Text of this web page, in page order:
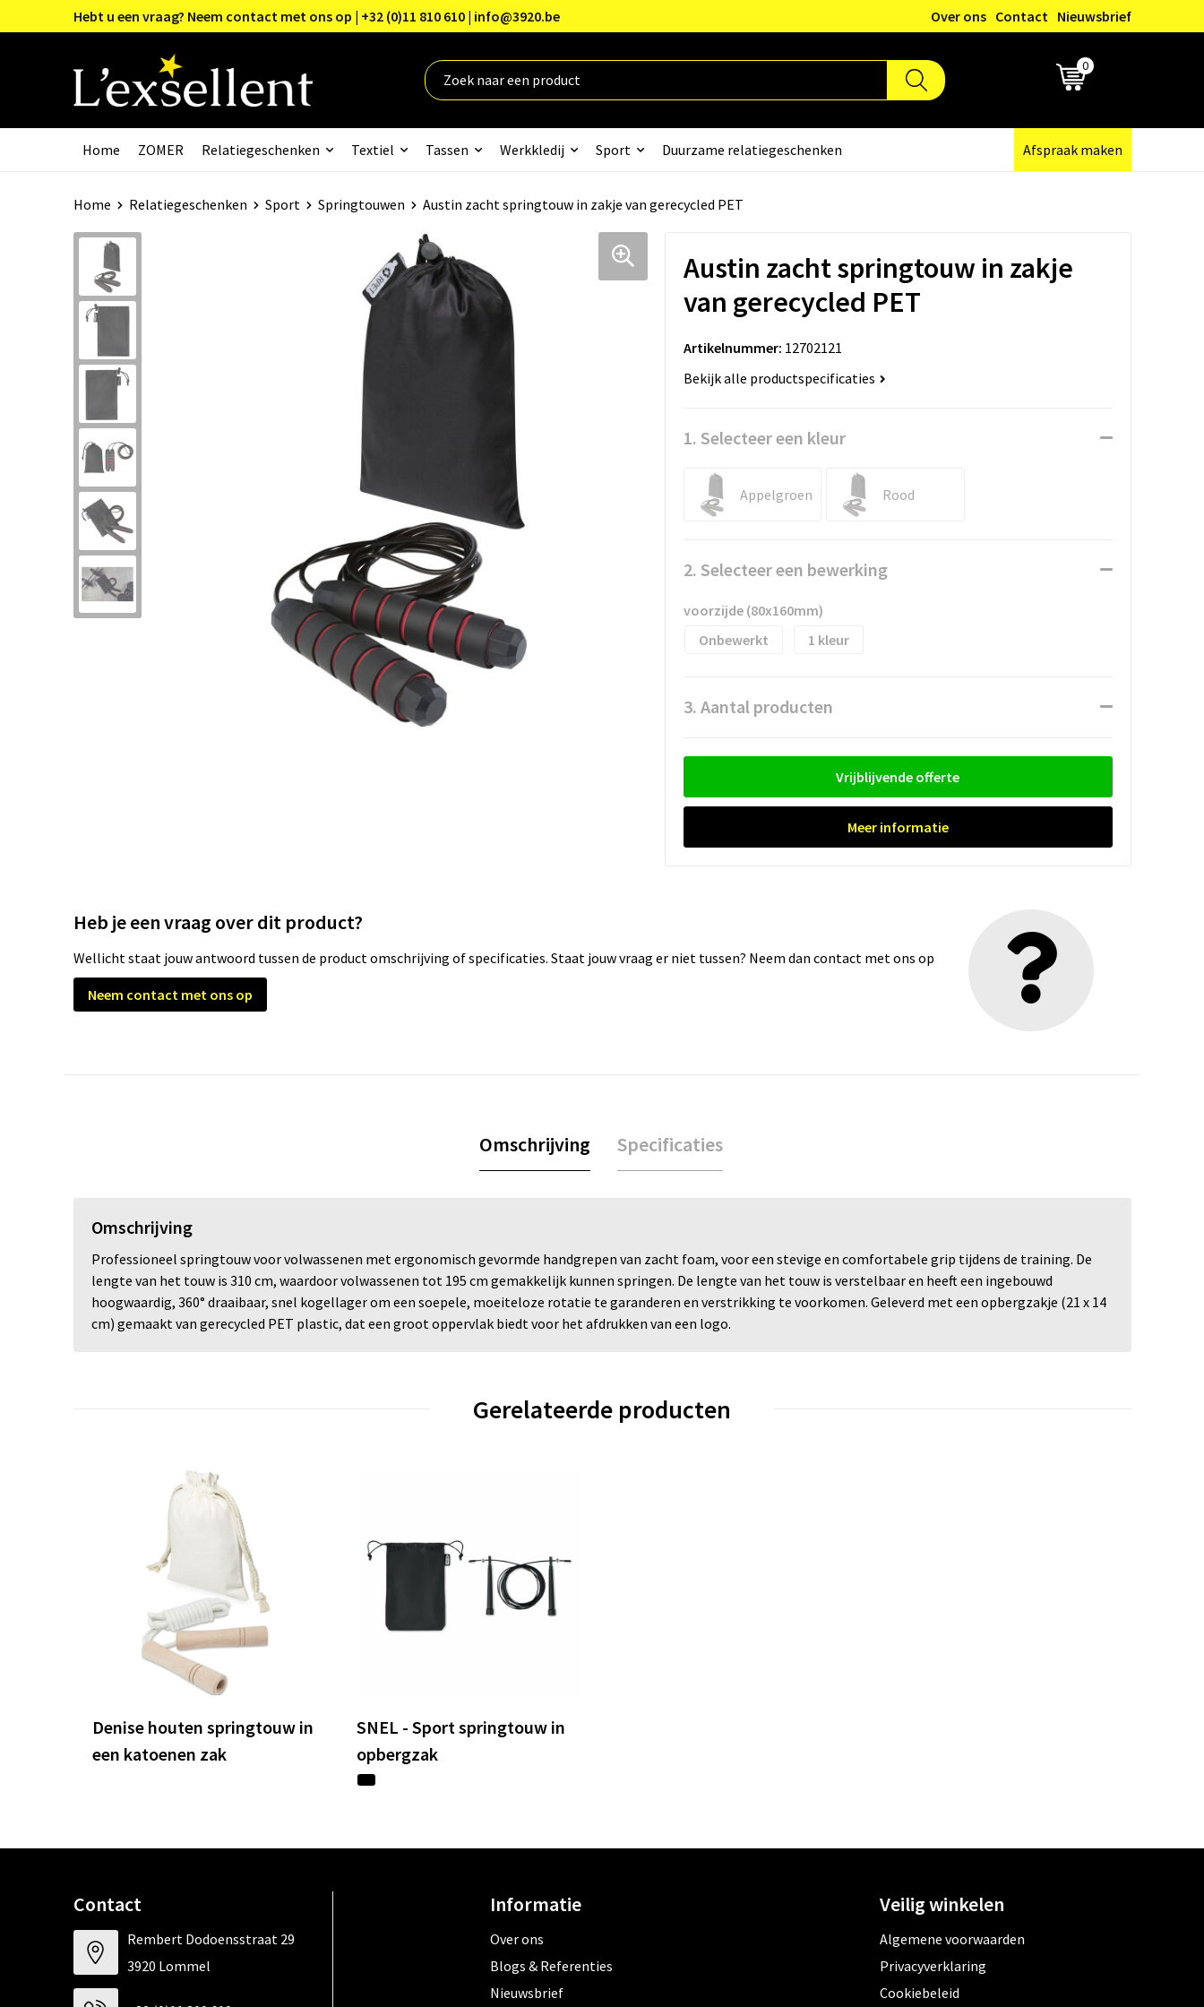
Hebt u een vraag? Neem contact met ons op | +32 (0)11 810 610 | info@3920.be Over ons Contact Nieuwsbrief
0
Home ZOMER Relatiegeschenken Textiel Tassen Werkkledij Sport Duurzame relatiegeschenken Afspraak maken
Home Relatiegeschenken Sport Springtouwen Austin zacht springtouw in zakje van gerecycled PET
Austin zacht springtouw in zakje
van gerecycled PET
Artikelnummer: 12702121
Bekijk alle productspecificaties
1. Selecteer een kleur
Appelgroen Rood
2. Selecteer een bewerking
voorzijde (80x160mm)
Onbewerkt
1
3. Aantal producten
Vrijblijvende offerte
Meer informatie
Heb je een vraag over dit product?
Wellicht staat jouw antwoord tussen de product omschrijving of specificaties. Staat jouw vraag er niet tussen? Neem dan contact met ons op
Neem contact met ons op
Omschrijving Specificaties
Omschrijving
Professioneel springtouw voor volwassenen met ergonomisch gevormde handgrepen van zacht foam, voor een stevige en comfortabele grip tijdens de training. De
lengte van het touw is 310 cm, waardoor volwassenen tot 195 cm gemakkelijk kunnen springen. De lengte van het touw is verstelbaar en heeft een ingebouwd
hoogwaardig, 360° draaibaar, snel kogellager om een soepele, moeiteloze rotatie te garanderen en verstrikking te voorkomen. Geleverd met een opbergzakje (21 x 14
cm) gemaakt van gerecycled PET plastic, dat een groot oppervlak biedt voor het afdrukken van een logo.
Gerelateerde producten
Denise houten springtouw in
een katoenen zak
SNEL - Sport springtouw in
opbergzak
Contact
Rembert Dodoensstraat 29
3920 Lommel
Informatie
Over ons
Blogs & Referenties
Nieuwsbrief
Veilig winkelen
Algemene voorwaarden
Privacyverklaring
Cookiebeleid